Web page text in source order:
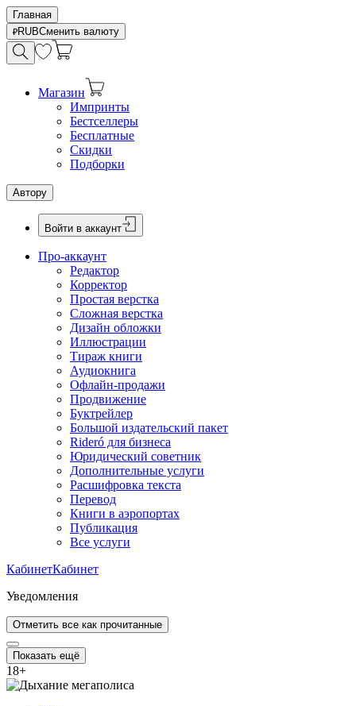
Главная
RUBСменить валюту
Магазин
Импринты
Бестселлеры
Бесплатные
Скидки
Подборки
Автору
Войти в аккаунт
Про-аккаунт
Редактор
Корректор
Простая верстка
Сложная верстка
Дизайн обложки
Иллюстрации
Тираж книги
Аудиокнига
Офлайн-продажи
Продвижение
Буктрейлер
Большой издательский пакет
Rideró для бизнеса
Юридический советник
Дополнительные услуги
Расшифровка текста
Перевод
Книги в аэропортах
Публикация
Все услуги
КабинетКабинет
Уведомления
Отметить все как прочитанные
Показать ещё
18+